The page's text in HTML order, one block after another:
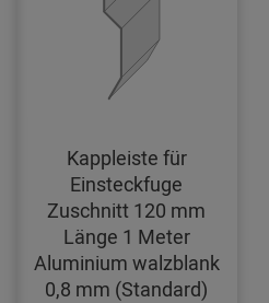
Kappleiste für
Einsteckfuge
Zuschnitt 120 mm
Länge 1 Meter
Aluminium walzblank
0,8 mm (Standard)